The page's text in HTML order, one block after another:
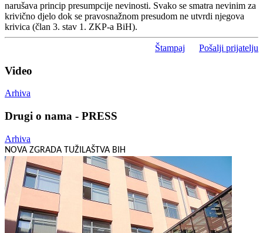
narušava princip presumpcije nevinosti. Svako se smatra nevinim za
krivično djelo dok se pravosnažnom presudom ne utvrdi njegova
krivica (član 3. stav 1. ZKP-a BiH).
Štampaj Pošalji prijatelju
Video
Arhiva
Drugi o nama - PRESS
Arhiva
NOVA ZGRADA TUŽILAŠTVA BIH